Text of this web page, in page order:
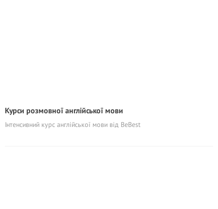
Курси розмовної англійської мови
Інтенсивний курс англійської мови від BeBest